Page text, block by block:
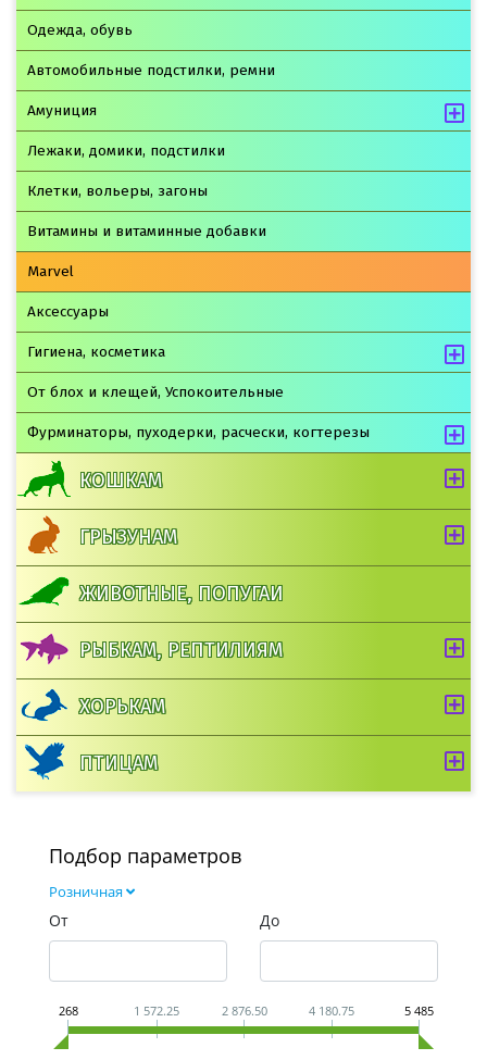
Одежда, обувь
Автомобильные подстилки, ремни
Амуниция
Лежаки, домики, подстилки
Клетки, вольеры, загоны
Витамины и витаминные добавки
Marvel
Аксессуары
Гигиена, косметика
От блох и клещей, Успокоительные
Фурминаторы, пуходерки, расчески, когтерезы
КОШКАМ
ГРЫЗУНАМ
ЖИВОТНЫЕ, ПОПУГАИ
РЫБКАМ, РЕПТИЛИЯМ
ХОРЬКАМ
ПТИЦАМ
Подбор параметров
Розничная
От До
268 1 572.25 2 876.50 4 180.75 5 485